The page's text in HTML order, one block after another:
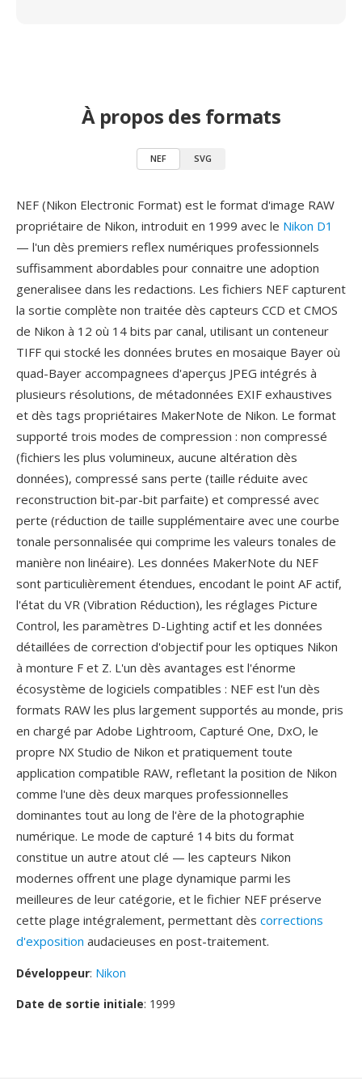
À propos des formats
NEF SVG
NEF (Nikon Electronic Format) est le format d'image RAW
propriétaire de Nikon, introduit en 1999 avec le Nikon D1
— l'un dès premiers reflex numériques professionnels
suffisamment abordables pour connaitre une adoption
generalisee dans les redactions. Les fichiers NEF capturent
la sortie complète non traitée dès capteurs CCD et CMOS
de Nikon à 12 où 14 bits par canal, utilisant un conteneur
TIFF qui stocké les données brutes en mosaique Bayer où
quad-Bayer accompagnees d'aperçus JPEG intégrés à
plusieurs résolutions, de métadonnées EXIF exhaustives
et dès tags propriétaires MakerNote de Nikon. Le format
supporté trois modes de compression : non compressé
(fichiers les plus volumineux, aucune altération dès
données), compressé sans perte (taille réduite avec
reconstruction bit-par-bit parfaite) et compressé avec
perte (réduction de taille supplémentaire avec une courbe
tonale personnalisée qui comprime les valeurs tonales de
manière non linéaire). Les données MakerNote du NEF
sont particulièrement étendues, encodant le point AF actif,
l'état du VR (Vibration Réduction), les réglages Picture
Control, les paramètres D-Lighting actif et les données
détaillées de correction d'objectif pour les optiques Nikon
à monture F et Z. L'un dès avantages est l'énorme
écosystème de logiciels compatibles : NEF est l'un dès
formats RAW les plus largement supportés au monde, pris
en chargé par Adobe Lightroom, Capturé One, DxO, le
propre NX Studio de Nikon et pratiquement toute
application compatible RAW, refletant la position de Nikon
comme l'une dès deux marques professionnelles
dominantes tout au long de l'ère de la photographie
numérique. Le mode de capturé 14 bits du format
constitue un autre atout clé — les capteurs Nikon
modernes offrent une plage dynamique parmi les
meilleures de leur catégorie, et le fichier NEF préserve
cette plage intégralement, permettant dès corrections
d'exposition audacieuses en post-traitement.
Développeur: Nikon
Date de sortie initiale: 1999